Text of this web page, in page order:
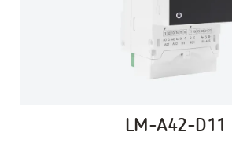
LM-A42-D11